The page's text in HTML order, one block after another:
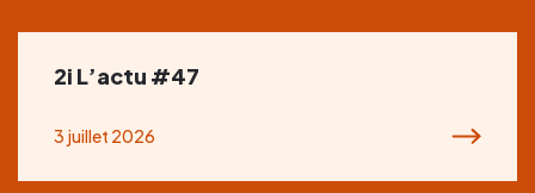
2i L’actu #47
3 juillet 2026